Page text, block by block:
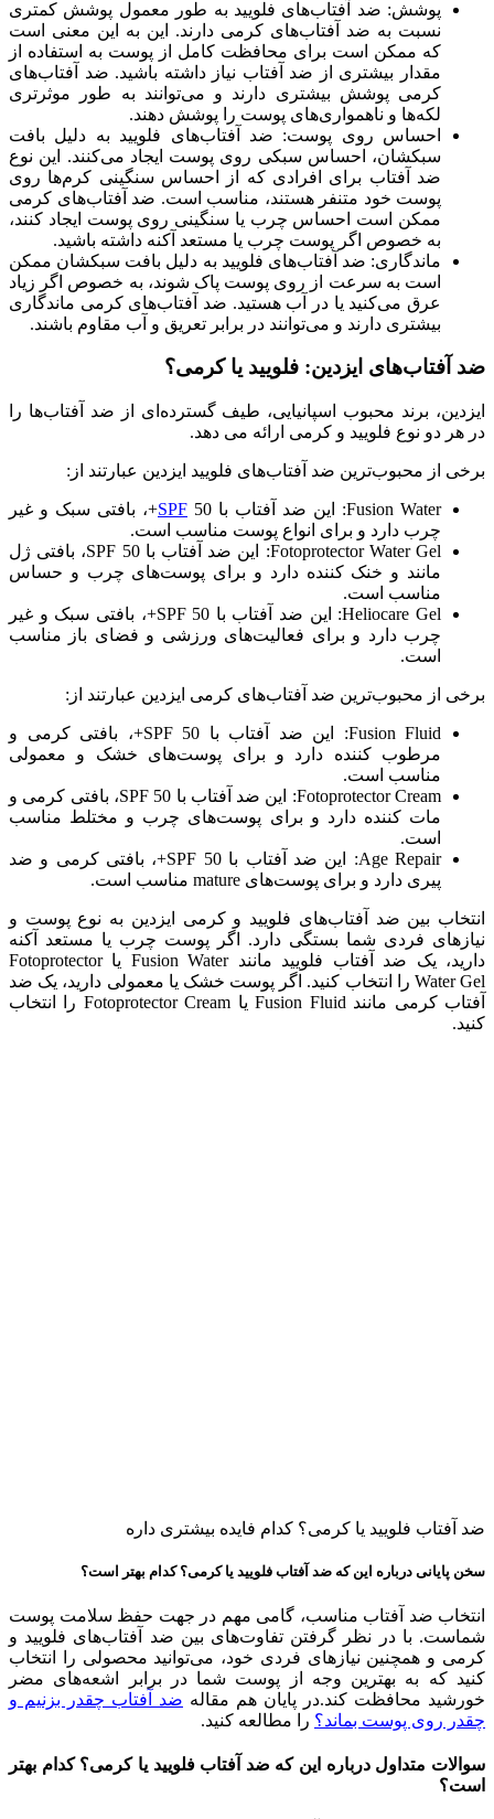
پوشش: ضد آفتاب‌های فلویید به طور معمول پوشش کمتری
نسبت به ضد آفتاب‌های کرمی دارند. این به این معنی است
که ممکن است برای محافظت کامل از پوست به استفاده از
مقدار بیشتری از ضد آفتاب نیاز داشته باشید. ضد آفتاب‌های
کرمی پوشش بیشتری دارند و می‌توانند به طور موثرتری
لکه‌ها و ناهمواری‌های پوست را پوشش دهند.
احساس روی پوست: ضد آفتاب‌های فلویید به دلیل بافت
سبکشان، احساس سبکی روی پوست ایجاد می‌کنند. این نوع
ضد آفتاب برای افرادی که از احساس سنگینی کرم‌ها روی
پوست خود متنفر هستند، مناسب است. ضد آفتاب‌های کرمی
ممکن است احساس چرب یا سنگینی روی پوست ایجاد کنند،
به خصوص اگر پوست چرب یا مستعد آکنه داشته باشید.
ماندگاری: ضد آفتاب‌های فلویید به دلیل بافت سبکشان ممکن
است به سرعت از روی پوست پاک شوند، به خصوص اگر زیاد
عرق می‌کنید یا در آب هستید. ضد آفتاب‌های کرمی ماندگاری
بیشتری دارند و می‌توانند در برابر تعریق و آب مقاوم باشند.
ضد آفتاب‌های ایزدین: فلویید یا کرمی؟
ایزدین، برند محبوب اسپانیایی، طیف گسترده‌ای از ضد آفتاب‌ها را
در هر دو نوع فلویید و کرمی ارائه می ‌دهد.
برخی از محبوب‌ترین ضد آفتاب‌های فلویید ایزدین عبارتند از:
Fusion Water: این ضد آفتاب با SPF50+، بافتی سبک و غیر
چرب دارد و برای انواع پوست مناسب است.
Fotoprotector Water Gel: این ضد آفتاب با SPF 50، بافتی ژل
مانند و خنک کننده دارد و برای پوست‌های چرب و حساس
مناسب است.
Heliocare Gel: این ضد آفتاب با SPF 50+، بافتی سبک و غیر
چرب دارد و برای فعالیت‌های ورزشی و فضای باز مناسب
است.
برخی از محبوب‌ترین ضد آفتاب‌های کرمی ایزدین عبارتند از:
Fusion Fluid: این ضد آفتاب با SPF 50+، بافتی کرمی و
مرطوب کننده دارد و برای پوست‌های خشک و معمولی
مناسب است.
Fotoprotector Cream: این ضد آفتاب با SPF 50، بافتی کرمی و
مات کننده دارد و برای پوست‌های چرب و مختلط مناسب
است.
Age Repair: این ضد آفتاب با SPF 50+، بافتی کرمی و ضد
پیری دارد و برای پوست‌های mature مناسب است.
انتخاب بین ضد آفتاب‌های فلویید و کرمی ایزدین به نوع پوست و
نیازهای فردی شما بستگی دارد. اگر پوست چرب یا مستعد آکنه
دارید، یک ضد آفتاب فلویید مانند Fusion Water یا Fotoprotector
Water Gel را انتخاب کنید. اگر پوست خشک یا معمولی دارید، یک ضد
آفتاب کرمی مانند Fusion Fluid یا Fotoprotector Cream را انتخاب
کنید.
ضد آفتاب فلویید یا کرمی؟ کدام فایده بیشتری داره
سخن پایانی درباره این که ضد آفتاب فلویید یا کرمی؟ کدام بهتر است؟
انتخاب ضد آفتاب مناسب، گامی مهم در جهت حفظ سلامت پوست
شماست. با در نظر گرفتن تفاوت‌های بین ضد آفتاب‌های فلویید و
کرمی و همچنین نیازهای فردی خود، می‌توانید محصولی را انتخاب
کنید که به بهترین وجه از پوست شما در برابر اشعه‌های مضر
خورشید محافظت کند.در پایان هم مقاله ضد آفتاب چقدر بزنیم و
چقدر روی پوست بماند؟ را مطالعه کنید.
سوالات متداول درباره این که ضد آفتاب فلویید یا کرمی؟ کدام بهتر
است؟